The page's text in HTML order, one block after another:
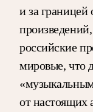
и за
российские
мировые, что
от настоящих